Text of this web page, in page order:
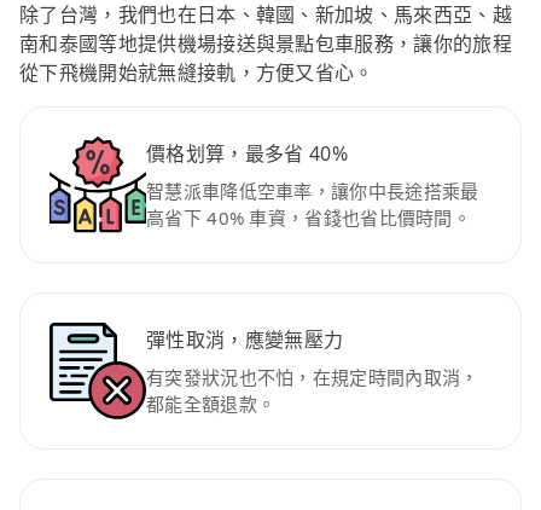
除了台灣，我們也在日本、韓國、新加坡、馬來西亞、越
南和泰國等地提供機場接送與景點包車服務，讓你的旅程
從下飛機開始就無縫接軌，方便又省心。
價格划算，最多省 40%
智慧派車降低空車率，讓你中長途搭乘最
高省下 40% 車資，省錢也省比價時間。
彈性取消，應變無壓力
有突發狀況也不怕，在規定時間內取消，
都能全額退款。